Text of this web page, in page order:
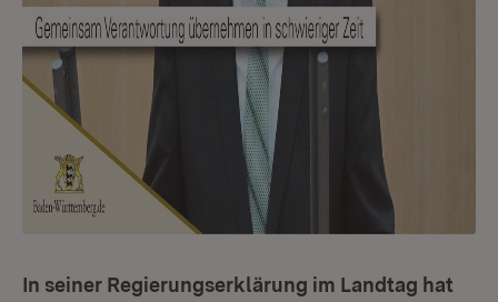
In seiner Regierungserklärung im Landtag hat